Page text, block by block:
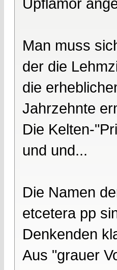
Man muss
der die
die
Jahrzehnte
Die Kelten-
und und...
Die Namen
etcetera pp
Denkenden
Aus "grauer